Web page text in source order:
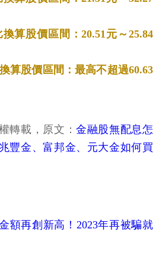
算股價區間：20.51元～25.84
算股價區間：最高不超過60.63
轉載，原文：金融股無配息怎
豐金、富邦金、元大金如何買
額再創新高！2023年再被騙就